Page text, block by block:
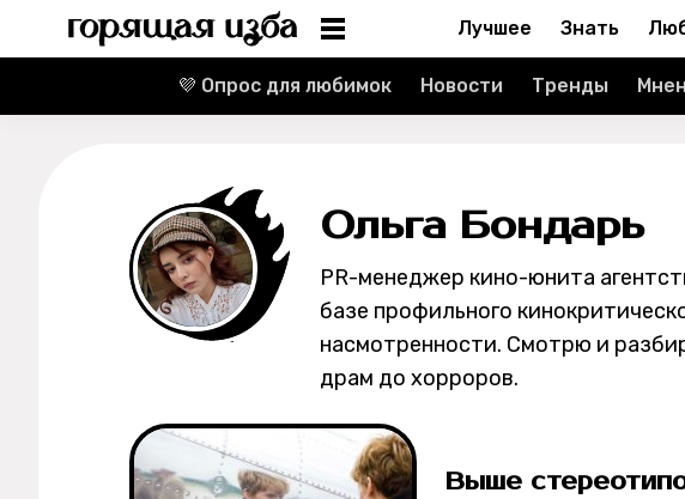
Реклама
Спецпроекты
О проекте
Лучшее Знать
💜 Опрос для любимок Новости Тренды
Ольга Бондарь
PR-менеджер кино-юнита
базе профильного
насмотренности. Смотрю и
драм до хорроров.
Выше